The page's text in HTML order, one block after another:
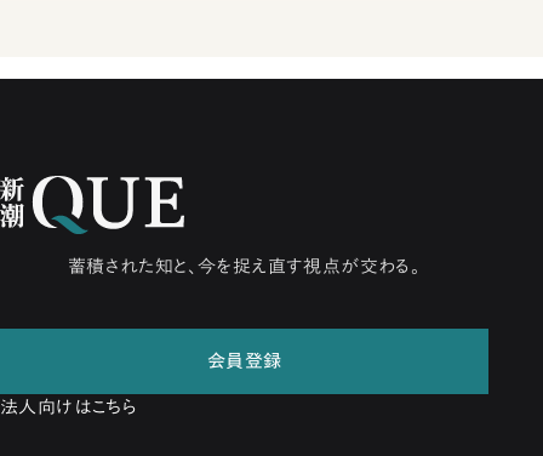
蓄積された知と、今を捉え直す視点が交わる。
会員登録
法人向けはこちら